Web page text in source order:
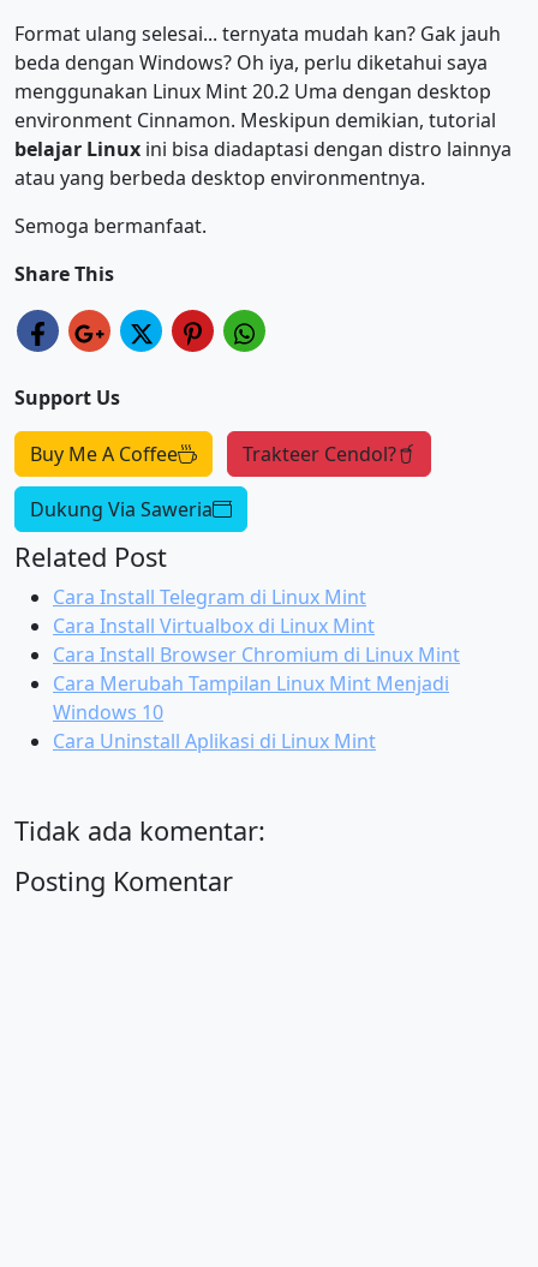
Format ulang selesai... ternyata mudah kan? Gak jauh
beda dengan Windows? Oh iya, perlu diketahui saya
menggunakan Linux Mint 20.2 Uma dengan desktop
environment Cinnamon. Meskipun demikian, tutorial
belajar Linux ini bisa diadaptasi dengan distro lainnya
atau yang berbeda desktop environmentnya.
Semoga bermanfaat.
Share This
Support Us
Buy Me A Coffee Trakteer Cendol?
Dukung Via Saweria
Related Post
Cara Install Telegram di Linux Mint
Cara Install Virtualbox di Linux Mint
Cara Install Browser Chromium di Linux Mint
Cara Merubah Tampilan Linux Mint Menjadi
Windows 10
Cara Uninstall Aplikasi di Linux Mint
Tidak ada komentar:
Posting Komentar